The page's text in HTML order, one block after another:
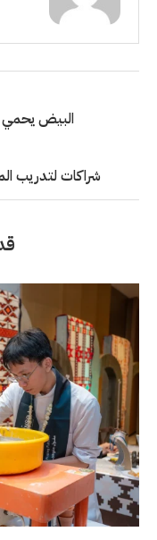
البيض يحمي
شراكات لتدريب